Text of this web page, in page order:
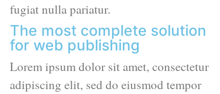
fugiat nulla pariatur.
The most complete solution
for web publishing
Lorem ipsum dolor sit amet, consectetur
adipiscing elit, sed do eiusmod tempor